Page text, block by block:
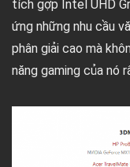
tích gợp Intel UHD
ứng những nhu cầu
phân giải cao mà
năng gaming của nó